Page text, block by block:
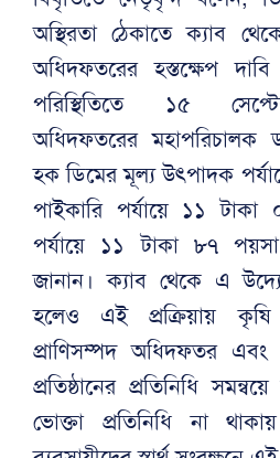
অস্থিরতা ঠেকাতে ক্যাব
অধিদফতরের হস্তক্ষেপ
পরিস্থিতিতে ১৫
অধিদফতরের মহাপরিচালক
হক ডিমের মূল্য উৎপাদক
পাইকারি পর্যায়ে ১১
পর্যায়ে ১১ টাকা ৮৭
জানান। ক্যাব থেকে এ
হলেও এই প্রক্রিয়ায়
প্রাণিসম্পদ অধিদফতর এবং
প্রতিষ্ঠানের প্রতিনিধি
ভোক্তা প্রতিনিধি না